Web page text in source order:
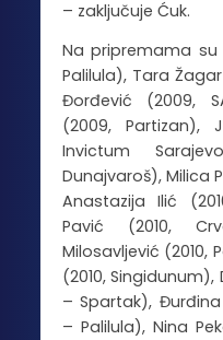
– zaključuje Ćuk.
Na pripremama su
Palilula), Tara
Đorđević (2009,
(2009, Partizan),
Invictum
Dunajvaroš), Milica
Anastazija Ilić
Pavić (2010,
Milosavljević (2010,
(2010, Singidunum),
– Spartak), Đurđina
– Palilula), Nina